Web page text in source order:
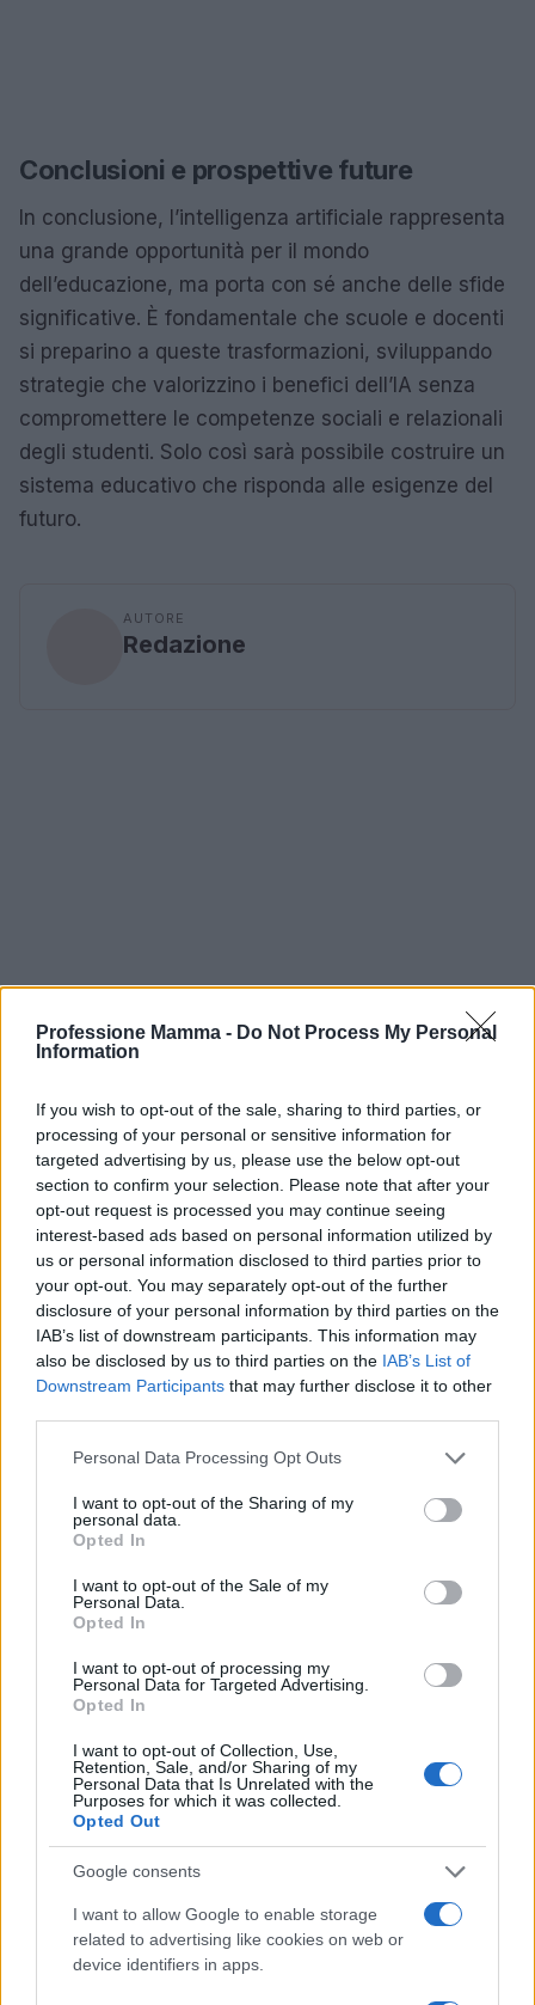
Professione Mamma - Do Not Process My Personal
Information
If you wish to opt-out of the sale, sharing to third parties, or
processing of your personal or sensitive information for
targeted advertising by us, please use the below opt-out
section to confirm your selection. Please note that after your
opt-out request is processed you may continue seeing
interest-based ads based on personal information utilized by
us or personal information disclosed to third parties prior to
your opt-out. You may separately opt-out of the further
disclosure of your personal information by third parties on the
IAB’s list of downstream participants. This information may
also be disclosed by us to third parties on the IAB’s List of
Downstream Participants that may further disclose it to other
Please note that this website/app uses one or more Google
not limited to your visit or usage behaviour. You may click to
grant or deny consent to Google and its third-party tags to
use your data for below specified purposes in below Google
consent section.
Personal Data Processing Opt Outs
I want to opt-out of the Sharing of my
personal data.
Opted In
I want to opt-out of the Sale of my
Personal Data.
Opted In
I want to opt-out of processing my
Personal Data for Targeted Advertising.
Opted In
I want to opt-out of Collection, Use,
Retention, Sale, and/or Sharing of my
Personal Data that Is Unrelated with the
Purposes for which it was collected.
Opted Out
Google consents
I want to allow Google to enable storage
related to advertising like cookies on web or
device identifiers in apps.
Conclusioni e prospettive future
In conclusione, l’intelligenza artificiale rappresenta
una grande opportunità per il mondo
dell’educazione, ma porta con sé anche delle sfide
significative. È fondamentale che scuole e docenti
si preparino a queste trasformazioni, sviluppando
strategie che valorizzino i benefici dell’IA senza
compromettere le competenze sociali e relazionali
degli studenti. Solo così sarà possibile costruire un
sistema educativo che risponda alle esigenze del
futuro.
AUTORE
Redazione
Continua a leggere
NEWS E ATTUALITÀ
ICA Milano presenta mostre, concerti e letture per
l’autunno 2026
Matteo Pellegrino · 6 Ago 2026
NEWS E ATTUALITÀ